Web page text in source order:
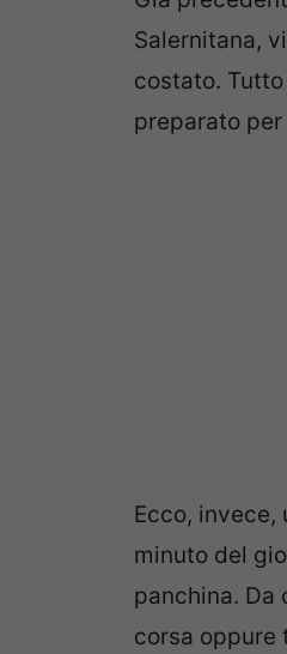
Salernitana,
costato.
preparato
Ecco, invece,
minuto del
panchina. Da
corsa oppure